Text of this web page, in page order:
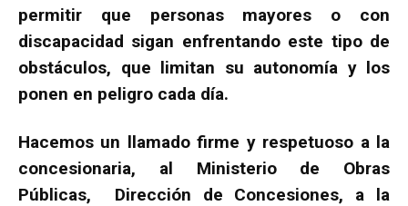
permitir que personas mayores o con
discapacidad sigan enfrentando este tipo de
obstáculos, que limitan su autonomía y los
ponen en peligro cada día.
Hacemos un llamado firme y respetuoso a la
concesionaria, al Ministerio de Obras
Públicas, Dirección de Concesiones, a la